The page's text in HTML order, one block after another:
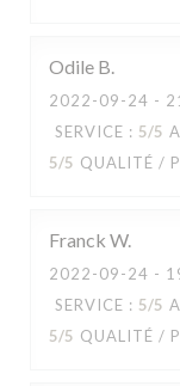
Odile B
2022-09-24 -
SERVICE : 5/5
5/5 QUALITÉ /
Franck W
2022-09-24 -
SERVICE : 5/5
5/5 QUALITÉ /